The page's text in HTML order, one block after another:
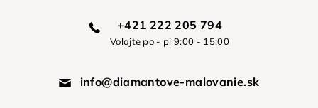
+421 222 205 794
Volajte po - pi 9:00 - 15:00
info@diamantove-malovanie.sk